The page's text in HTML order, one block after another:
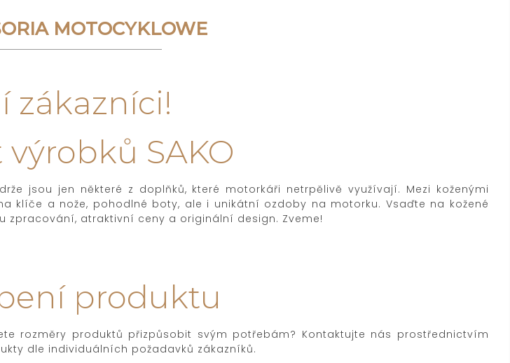
MOTOCYKLOWE
zákazníci!
SAKO
jsou jen některé z doplňků, které motorkáři netrpělivě využívají. Mezi koženými
klíče a nože, pohodlné boty, ale i unikátní ozdoby na motorku. Vsaďte na kožené
zpracování, atraktivní ceny a originální design. Zveme!
produktu
rozměry produktů přizpůsobit svým potřebám? Kontaktujte nás prostřednictvím
dle individuálních požadavků zákazníků.